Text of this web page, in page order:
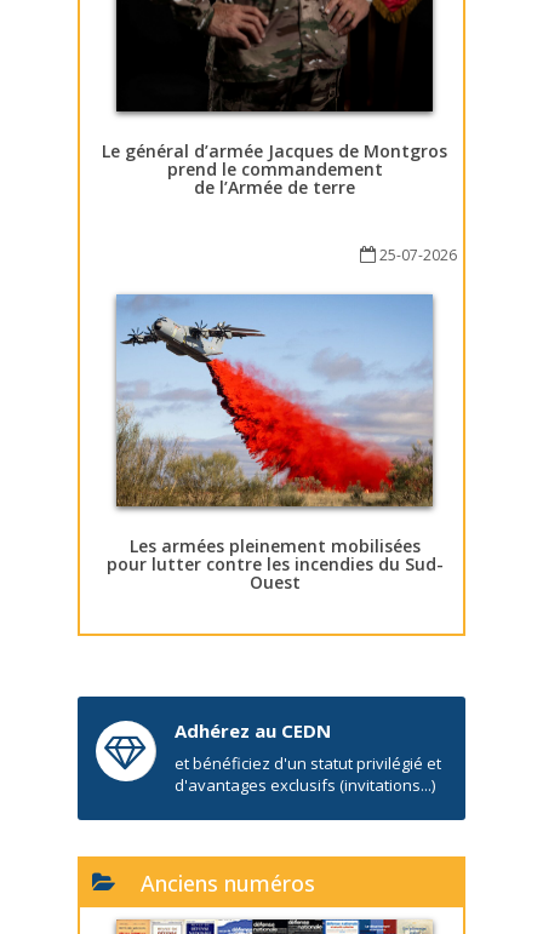
Le général d’armée Jacques de Montgros
prend le commandement
de l’Armée de terre
25-07-2026
Les armées pleinement mobilisées
pour lutter contre les incendies du Sud-
Ouest
Adhérez au CEDN
et bénéficiez d'un statut privilégié et
d'avantages exclusifs (invitations...)
Anciens numéros